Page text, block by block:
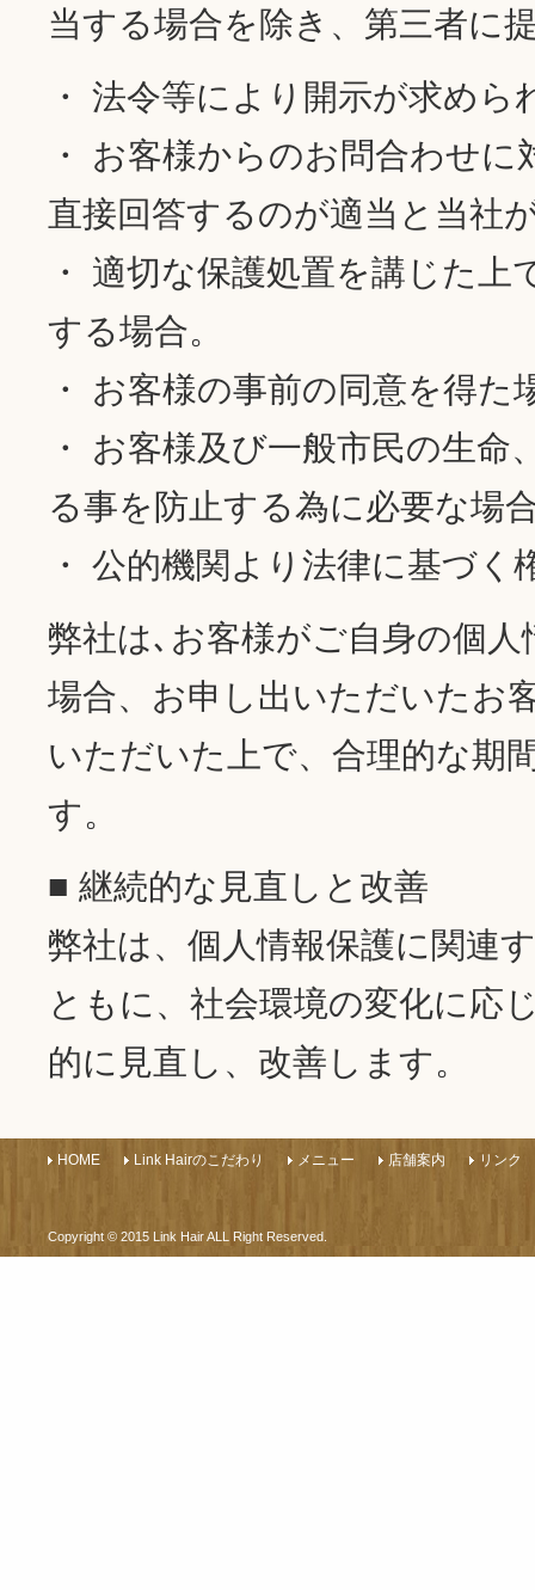
当する場合を除き、第三者に
・ 法令等により開示が求めら
・ お客様からのお問合わせ
直接回答するのが適当と当社
・ 適切な保護処置を講じた
する場合。
・ お客様の事前の同意を得た
・ お客様及び一般市民の生
る事を防止する為に必要な場
・ 公的機関より法律に基づ
弊社は､お客様がご自身の個
場合、お申し出いただいたお
いただいた上で、合理的な期
す。
■ 継続的な見直しと改善
弊社は、個人情報保護に関連
ともに、社会環境の変化に応
的に見直し、改善します。
HOME Link Hairのこだわり メニュー 店舗案内 リンク
Copyright © 2015 Link Hair ALL Right Reserved.